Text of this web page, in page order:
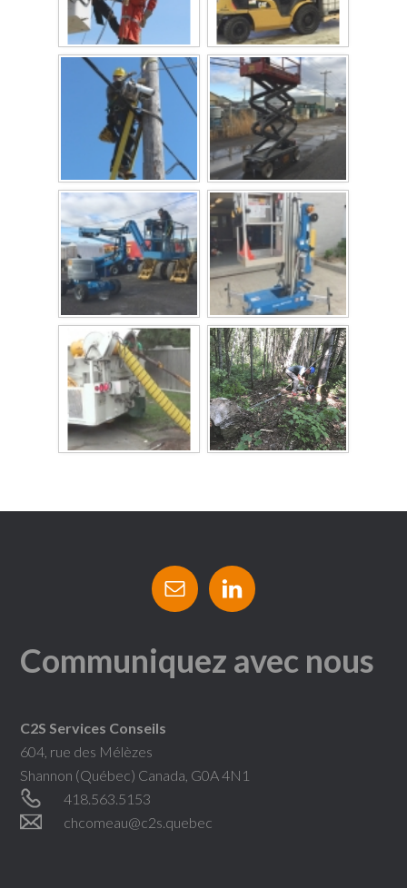
Communiquez avec nous
C2S Services Conseils
604, rue des Mélèzes
Shannon (Québec) Canada, G0A 4N1
418.563.5153
chcomeau@c2s.quebec